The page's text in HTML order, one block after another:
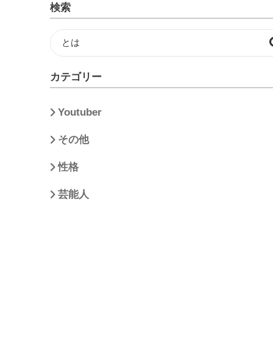
検索
カテゴリー
Youtuber
その他
性格
芸能人